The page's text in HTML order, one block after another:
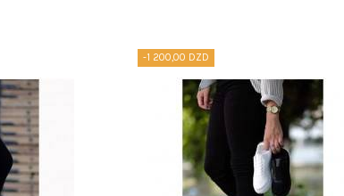
-1 200,00 DZD